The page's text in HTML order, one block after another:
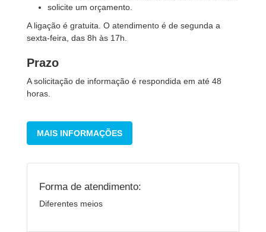
solicite um orçamento.
A ligação é gratuita. O atendimento é de segunda a
sexta-feira, das 8h às 17h.
Prazo
A solicitação de informação é respondida em até 48
horas.
MAIS INFORMAÇÕES
Forma de atendimento:
Diferentes meios